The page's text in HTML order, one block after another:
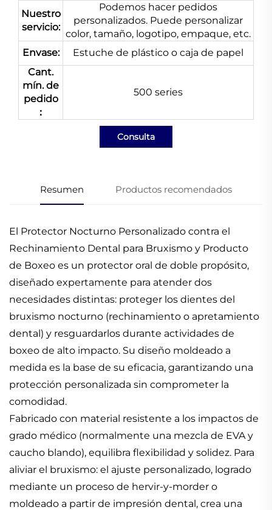
Nuestro
servicio:
Podemos hacer pedidos
personalizados. Puede personalizar
color, tamaño, logotipo, empaque, etc.
Envase:
Estuche de plástico o caja de papel
Cant.
mín. de
pedido
：
500 series
Consulta
Resumen Productos recomendados
El Protector Nocturno Personalizado contra el
Rechinamiento Dental para Bruxismo y Producto
de Boxeo es un protector oral de doble propósito,
diseñado expertamente para atender dos
necesidades distintas: proteger los dientes del
bruxismo nocturno (rechinamiento o apretamiento
dental) y resguardarlos durante actividades de
boxeo de alto impacto. Su diseño moldeado a
medida es la base de su eficacia, garantizando una
protección personalizada sin comprometer la
comodidad.
Fabricado con material resistente a los impactos de
grado médico (normalmente una mezcla de EVA y
caucho blando), equilibra flexibilidad y solidez. Para
aliviar el bruxismo: el ajuste personalizado, logrado
mediante un proceso de hervir-y-morder o
moldeado a partir de impresión dental, crea una